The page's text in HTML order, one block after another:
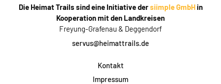
Die Heimat Trails sind eine Initiative dersiimple GmbHin
Kooperation mit den Landkreisen
Freyung-Grafenau & Deggendorf
servus@heimattrails.de
Kontakt
Impressum